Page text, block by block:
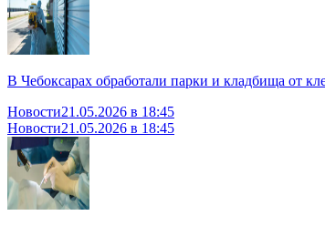
В Чебоксарах обработали парки и кладбища от
Новости21.05.2026 в 18:45
Новости21.05.2026 в 18:45